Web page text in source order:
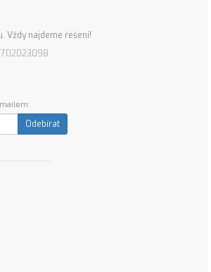
Vždy najdeme řešení!
Odebírat